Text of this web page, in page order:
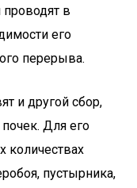
проводят в
его
перерыва.
и другой сбор,
Для его
количествах
пустырника,